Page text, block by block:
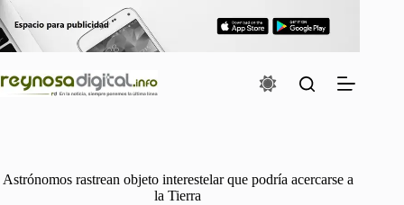
Saltar
al
contenido
Astrónomos rastrean objeto interestelar que podría acercarse a
la Tierra